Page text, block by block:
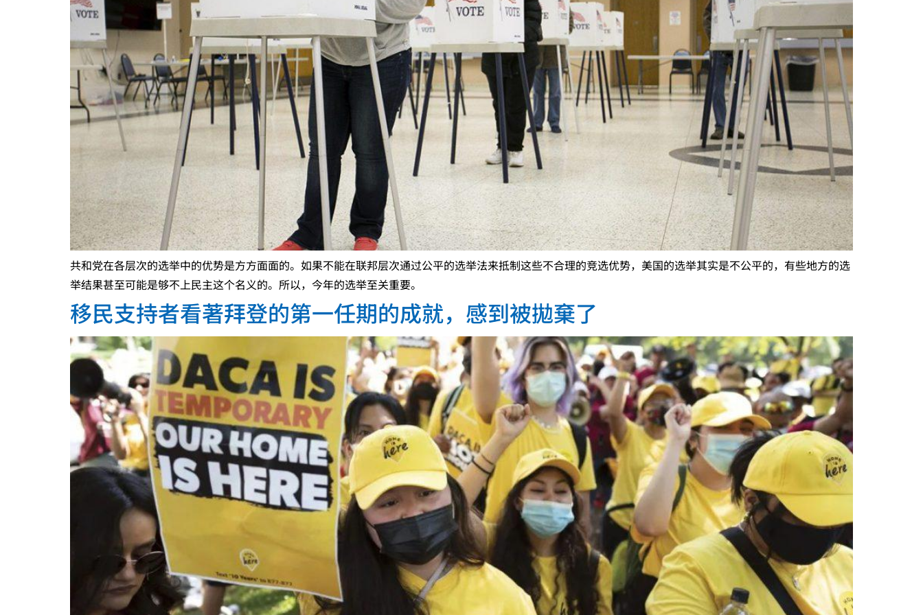
共和党在各层次的选举中的优势是方方面面的。如果不能在联邦层次通过公平的选举法来抵制这些不合理的竞选优势，美国的选举其实是不公平的，有些地方的选
举结果甚至可能是够不上民主这个名义的。所以，今年的选举至关重要。
移民支持者看著拜登的第一任期的成就，感到被拋棄了